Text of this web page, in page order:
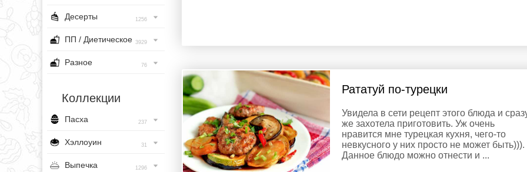
Десерты 1256
ПП / Диетическое 3929
Разное 76
Коллекции
Пасха 237
Хэллоуин 31
Выпечка 1296
Рататуй по-турецки
Увидела в сети рецепт этого блюда и
же захотела приготовить. Уж очень
нравится мне турецкая кухня, чего-то
невкусного у них просто не может быть))).
Данное блюдо можно отнести и ...